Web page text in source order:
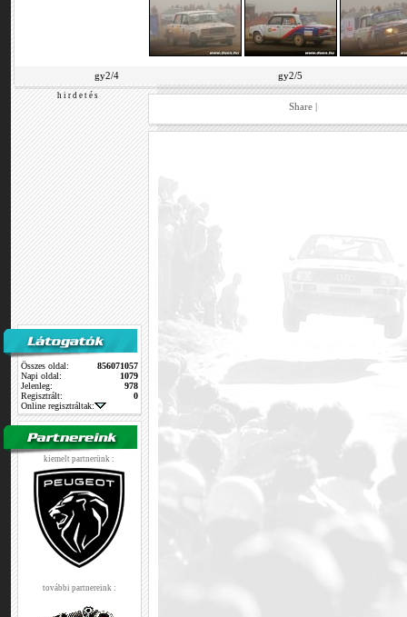
gy2/4 gy2/5
h i r d e t é s
Összes oldal:
856071057
Napi oldal:
1079
Jelenleg:
978
Regisztrált:
0
Online regisztráltak:
kiemelt partnerünk :
további partnereink :
Share |